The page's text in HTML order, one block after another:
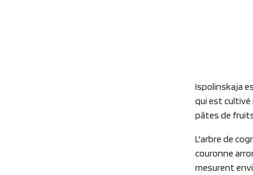
Ispolinskaja
qui est cultivé
pâtes de
L'arbre de
couronne
mesurent